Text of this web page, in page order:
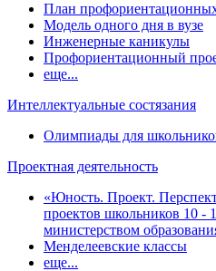
План
Модель одного дня в вузе
Инженерные каникулы
Профориентационный
еще...
Интеллектуальные состязания
Олимпиады для
Проектная деятельность
«Юность. Проект.
проектов школьников 10 -
министерством
Менделеевские классы
еще...